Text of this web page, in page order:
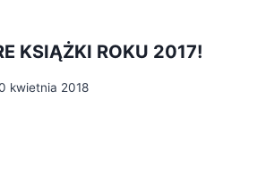
KSIĄŻKI ROKU 2017!
kwietnia 2018